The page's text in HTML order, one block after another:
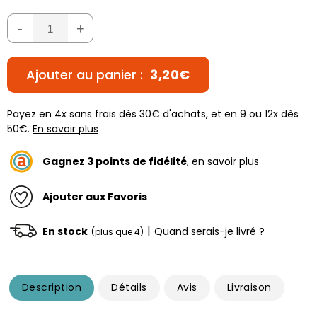
- +
Ajouter au panier : 3,20€
Payez en 4x sans frais dès 30€ d'achats, et en 9 ou 12x dès
50€. En savoir plus
Gagnez 3 points de fidélité, en savoir plus
Ajouter aux Favoris
En stock (plus que 4) | Quand serais-je livré ?
Description Détails Avis Livraison